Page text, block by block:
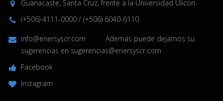
Guanacaste, Santa Cruz, frente a la Universidad Ulicori.
(+506) 4111-0000 / (+506) 6040-6110
info@enersyscr.com
Además puede dejarnos su
sugerencias en sugerencias@enersyscr.com
Facebook
Instagram